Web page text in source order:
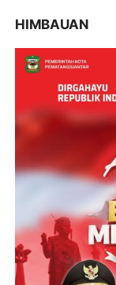
HIMBAUAN